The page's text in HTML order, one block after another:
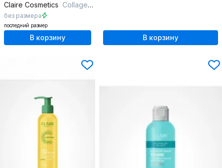
Claire Cosmetics Collagen Active Pro Тоник увлажняющий 200 мл
без размера
последний размер
В корзину В корзину